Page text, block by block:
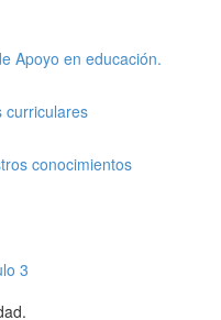
Apoyo en educación.
curriculares
conocimientos
3